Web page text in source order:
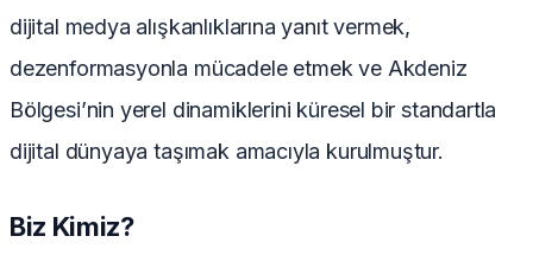
dijital medya alışkanlıklarına yanıt vermek,
dezenformasyonla mücadele etmek ve Akdeniz
Bölgesi’nin yerel dinamiklerini küresel bir standartla
dijital dünyaya taşımak amacıyla kurulmuştur.
Biz Kimiz?